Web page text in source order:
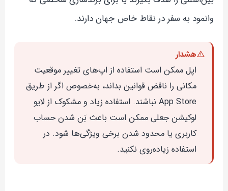
وانمود به سفر در نقاط خاص جهان دارند.
هشدار
اپل ممکن است استفاده از اپ‌های تغییر موقعیت
مکانی را ناقض قوانین بداند، به‌خصوص اگر از طریق
App Store نباشند. استفاده زیاد و مشکوک از لایو
لوکیشن جعلی ممکن است باعث بَن شدن حساب
کاربری یا محدود شدن برخی ویژگی‌ها شود. در
استفاده زیاده‌روی نکنید.